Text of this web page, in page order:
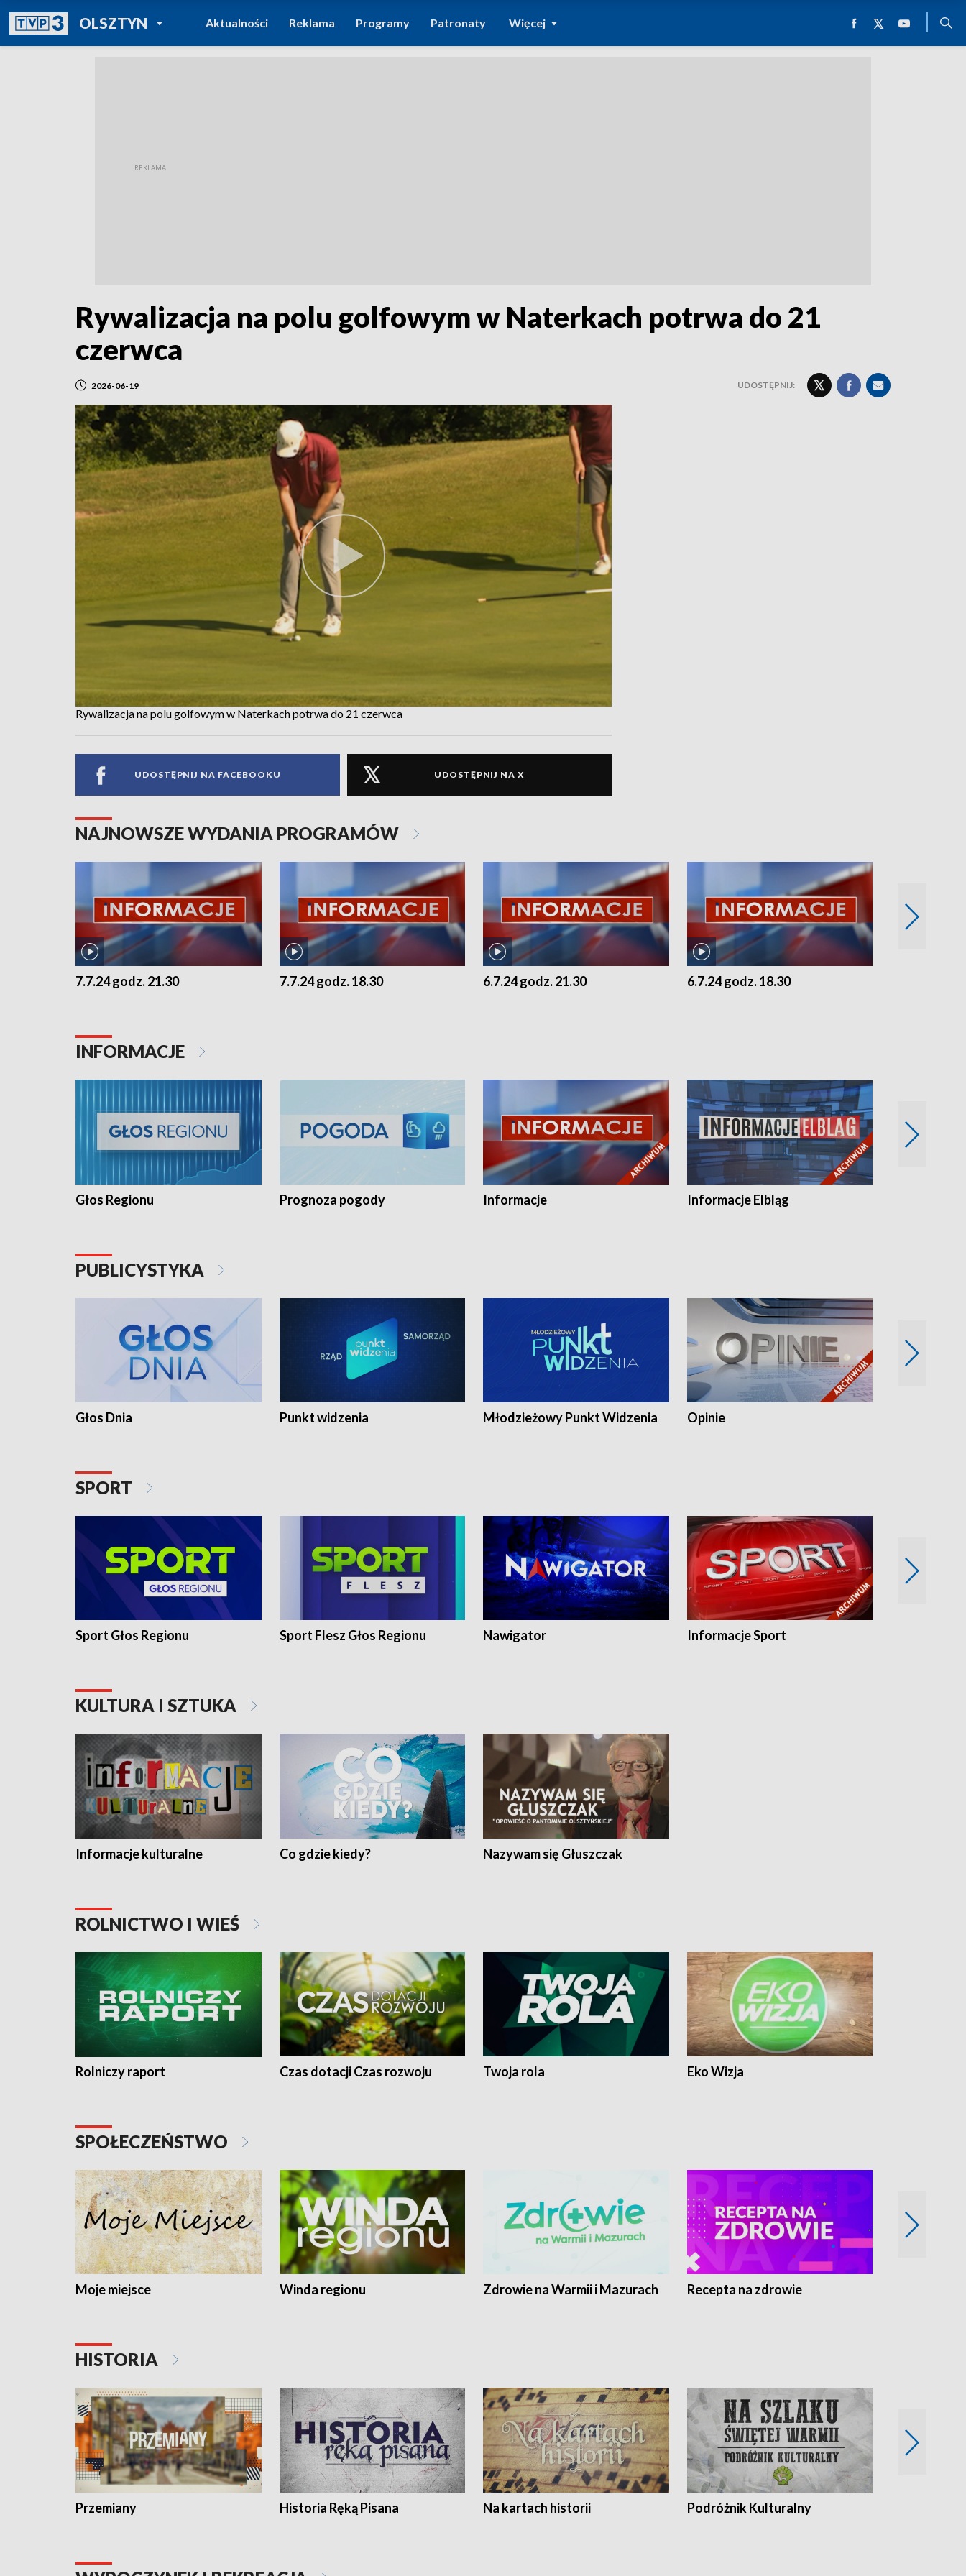
OLSZTYNPOWRÓT DO
TVP REGIONY
Aktualności Reklama Programy Patronaty Więcej
Rywalizacja na polu golfowym w Naterkach potrwa do 21
czerwca
2026-06-19 UDOSTĘPNIJ:
Rywalizacja na polu golfowym w Naterkach potrwa do 21 czerwca
UDOSTĘPNIJ NA FACEBOOKU UDOSTĘPNIJ NA X
NAJNOWSZE WYDANIA PROGRAMÓW
7.7.24 godz. 21.30 7.7.24 godz. 18.30 6.7.24 godz. 21.30 6.7.24 godz. 18.30
INFORMACJE
Głos Regionu Prognoza pogody Informacje Informacje Elbląg
PUBLICYSTYKA
Głos Dnia Punkt widzenia Młodzieżowy Punkt Widzenia Opinie
SPORT
Sport Głos Regionu Sport Flesz Głos Regionu Nawigator Informacje Sport
KULTURA I SZTUKA
Informacje kulturalne Co gdzie kiedy? Nazywam się Głuszczak
ROLNICTWO I WIEŚ
Rolniczy raport Czas dotacji Czas rozwoju Twoja rola Eko Wizja
SPOŁECZEŃSTWO
Moje miejsce Winda regionu Zdrowie na Warmii i Mazurach Recepta na zdrowie
HISTORIA
Przemiany Historia Ręką Pisana Na kartach historii Podróżnik Kulturalny